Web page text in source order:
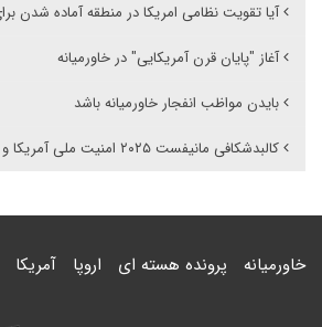
آیا تقویت نظامی امریکا در منطقه آماده شدن
آغاز "پایان قرن آمریکایی" در خاورمیانه
بایدن مواظب انفجار خاورمیانه باشد
کالبدشکافی مانیفست ۲۰۲۵ امنیت ملی آمریکا و غافلگیری شناختی ایران
خاورمیانه پرونده هسته ای اروپا آمریکا